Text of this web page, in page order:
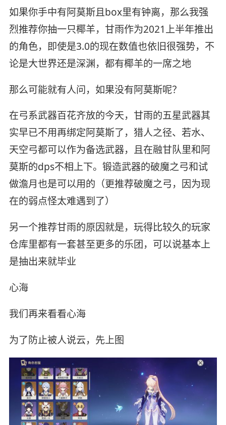
如果你手中有阿莫斯且box里有钟离，那么我强
烈推荐你抽一只椰羊，甘雨作为2021上半年推出
的角色，即使是3.0的现在数值也依旧很强势，不
论是大世界还是深渊，都有椰羊的一席之地
那么可能就有人问，如果没有阿莫斯呢？
在弓系武器百花齐放的今天，甘雨的五星武器其
实早已不用再绑定阿莫斯了，猎人之径、若水、
天空弓都可以作为备选武器，且在融甘队里和阿
莫斯的dps不相上下。锻造武器的破魔之弓和试
做澹月也是可以用的（更推荐破魔之弓，因为现
在的弱点怪太难遇到了）
另一个推荐甘雨的原因就是，玩得比较久的玩家
仓库里都有一套甚至更多的乐团，可以说基本上
是抽出来就毕业
心海
我们再来看看心海
为了防止被人说云，先上图